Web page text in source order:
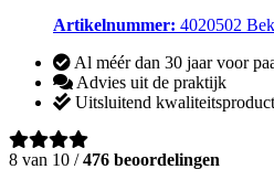
Artikelnummer: 4020502
Al méér dan 30 jaar voor
Advies uit de praktijk
Uitsluitend
8 van 10 /476 beoordelingen